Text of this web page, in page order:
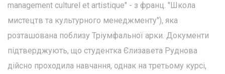
management culturel et artistique" - з франц. "Школа
мистецтв та культурного менеджменту"), яка
розташована поблизу Тріумфальної арки. Документи
підтверджують, що студентка Єлизавета Руднова
дійсно проходила навчання, однак на третьому курсі,